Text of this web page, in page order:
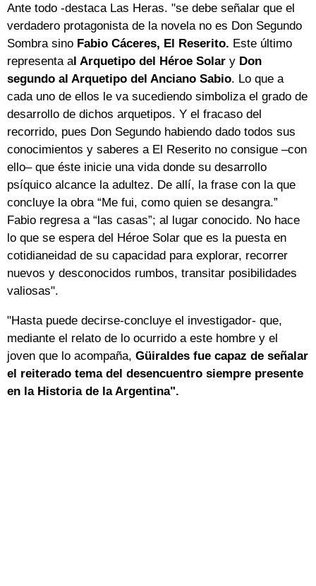
Ante todo -destaca Las Heras. "se debe señalar que el
verdadero protagonista de la novela no es Don Segundo
Sombra sino Fabio Cáceres, El Reserito. Este último
representa al Arquetipo del Héroe Solar y Don
segundo al Arquetipo del Anciano Sabio. Lo que a
cada uno de ellos le va sucediendo simboliza el grado de
desarrollo de dichos arquetipos. Y el fracaso del
recorrido, pues Don Segundo habiendo dado todos sus
conocimientos y saberes a El Reserito no consigue –con
ello– que éste inicie una vida donde su desarrollo
psíquico alcance la adultez. De allí, la frase con la que
concluye la obra “Me fui, como quien se desangra.”
Fabio regresa a “las casas”; al lugar conocido. No hace
lo que se espera del Héroe Solar que es la puesta en
cotidianeidad de su capacidad para explorar, recorrer
nuevos y desconocidos rumbos, transitar posibilidades
valiosas".
"Hasta puede decirse-concluye el investigador- que,
mediante el relato de lo ocurrido a este hombre y el
joven que lo acompaña, Güiraldes fue capaz de señalar
el reiterado tema del desencuentro siempre presente
en la Historia de la Argentina".